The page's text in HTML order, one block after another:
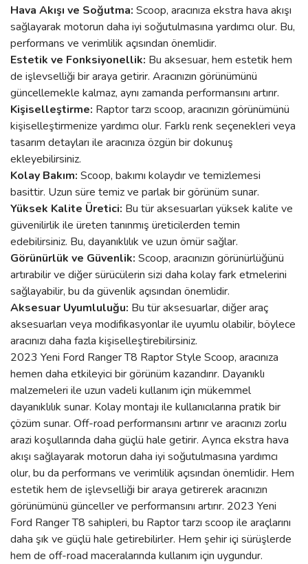
Hava Akışı ve Soğutma: Scoop, aracınıza ekstra hava akışı
sağlayarak motorun daha iyi soğutulmasına yardımcı olur. Bu,
performans ve verimlilik açısından önemlidir.
Estetik ve Fonksiyonellik: Bu aksesuar, hem estetik hem
de işlevselliği bir araya getirir. Aracınızın görünümünü
güncellemekle kalmaz, aynı zamanda performansını artırır.
Kişiselleştirme: Raptor tarzı scoop, aracınızın görünümünü
kişiselleştirmenize yardımcı olur. Farklı renk seçenekleri veya
tasarım detayları ile aracınıza özgün bir dokunuş
ekleyebilirsiniz.
Kolay Bakım: Scoop, bakımı kolaydır ve temizlemesi
basittir. Uzun süre temiz ve parlak bir görünüm sunar.
Yüksek Kalite Üretici: Bu tür aksesuarları yüksek kalite ve
güvenilirlik ile üreten tanınmış üreticilerden temin
edebilirsiniz. Bu, dayanıklılık ve uzun ömür sağlar.
Görünürlük ve Güvenlik: Scoop, aracınızın görünürlüğünü
artırabilir ve diğer sürücülerin sizi daha kolay fark etmelerini
sağlayabilir, bu da güvenlik açısından önemlidir.
Aksesuar Uyumluluğu: Bu tür aksesuarlar, diğer araç
aksesuarları veya modifikasyonlar ile uyumlu olabilir, böylece
aracınızı daha fazla kişiselleştirebilirsiniz.
2023 Yeni Ford Ranger T8 Raptor Style Scoop, aracınıza
hemen daha etkileyici bir görünüm kazandırır. Dayanıklı
malzemeleri ile uzun vadeli kullanım için mükemmel
dayanıklılık sunar. Kolay montajı ile kullanıcılarına pratik bir
çözüm sunar. Off-road performansını artırır ve aracınızı zorlu
arazi koşullarında daha güçlü hale getirir. Ayrıca ekstra hava
akışı sağlayarak motorun daha iyi soğutulmasına yardımcı
olur, bu da performans ve verimlilik açısından önemlidir. Hem
estetik hem de işlevselliği bir araya getirerek aracınızın
görünümünü günceller ve performansını artırır. 2023 Yeni
Ford Ranger T8 sahipleri, bu Raptor tarzı scoop ile araçlarını
daha şık ve güçlü hale getirebilirler. Hem şehir içi sürüşlerde
hem de off-road maceralarında kullanım için uygundur.